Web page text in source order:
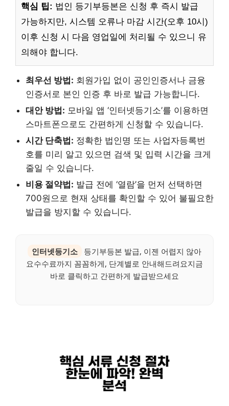
핵심 팁: 법인 등기부등본은 신청 후 즉시 발급
가능하지만, 시스템 오류나 마감 시간(오후 10시)
이후 신청 시 다음 영업일에 처리될 수 있으니 유
의해야 합니다.
최우선 방법: 회원가입 없이 공인인증서나 금융
인증서로 본인 인증 후 바로 발급 가능합니다.
대안 방법: 모바일 앱 ‘인터넷등기소’를 이용하면
스마트폰으로도 간편하게 신청할 수 있습니다.
시간 단축법: 정확한 법인명 또는 사업자등록번
호를 미리 알고 있으면 검색 및 입력 시간을 크게
줄일 수 있습니다.
비용 절약법: 발급 전에 ‘열람’을 먼저 선택하면
700원으로 현재 상태를 확인할 수 있어 불필요한
발급을 방지할 수 있습니다.
인터넷등기소
등기부등본 발급, 이젠 어렵지 않아
요수수료까지 꼼꼼하게, 단계별로 안내해드려요지금
바로 클릭하고 간편하게 발급받으세요